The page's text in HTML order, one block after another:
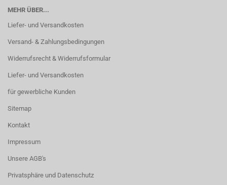
MEHR ÜBER...
Liefer- und Versandkosten
Versand- & Zahlungsbedingungen
Widerrufsrecht & Widerrufsformular
Liefer- und Versandkosten
für gewerbliche Kunden
Sitemap
Kontakt
Impressum
Unsere AGB's
Privatsphäre und Datenschutz